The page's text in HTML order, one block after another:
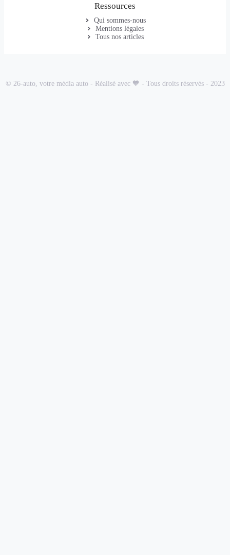
Ressources
Qui sommes-nous
Mentions légales
Tous nos articles
© 26-auto, votre média auto - Réalisé avec 🧡 - Tous droits réservés - 2023